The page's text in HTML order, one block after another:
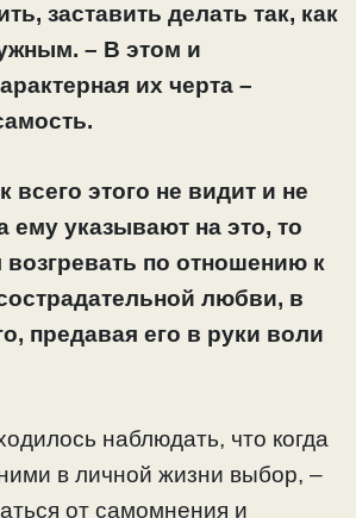
заставить делать так, как
– В этом и
их черта –
всего этого не видит и не
ему указывают на это, то
возгревать по отношению к
любви, в
предавая его в руки воли
наблюдать, что когда
в личной жизни выбор, –
от самомнения и